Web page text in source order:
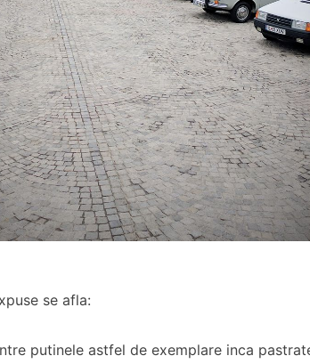
se afla:
putinele astfel de exemplare inca